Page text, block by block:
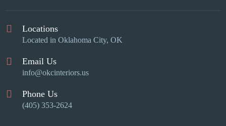
Locations
Located in Oklahoma City, OK
Email Us
info@okcinteriors.us
Phone Us
(405) 353-2624